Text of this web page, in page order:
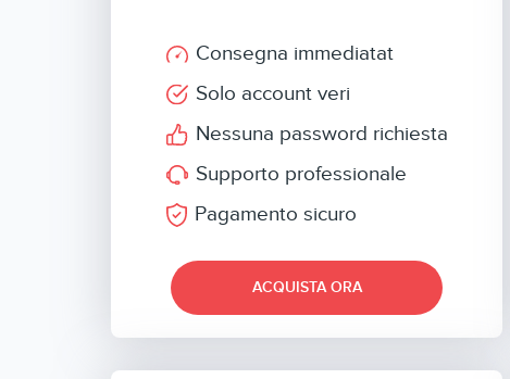
Consegna immediatat
Solo account veri
Nessuna password richiesta
Supporto professionale
Pagamento sicuro
ACQUISTA ORA